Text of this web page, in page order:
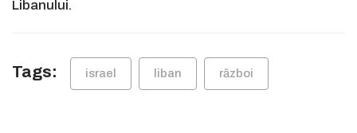
Libanului.
Tags: israel liban război